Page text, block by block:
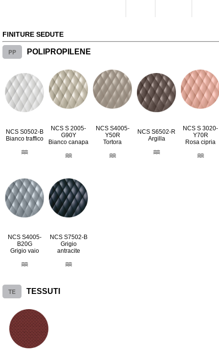
FINITURE SEDUTE
PP POLIPROPILENE
NCS S0502-B
Bianco traffico
NCS S 2005-
G90Y
Bianco canapa
NCS S4005-
Y50R
Tortora
NCS S6502-R
Argilla
NCS S 3020-
Y70R
Rosa cipria
NCS S4005-
B20G
Grigio vaio
NCS S7502-B
Grigio
antracite
TE TESSUTI